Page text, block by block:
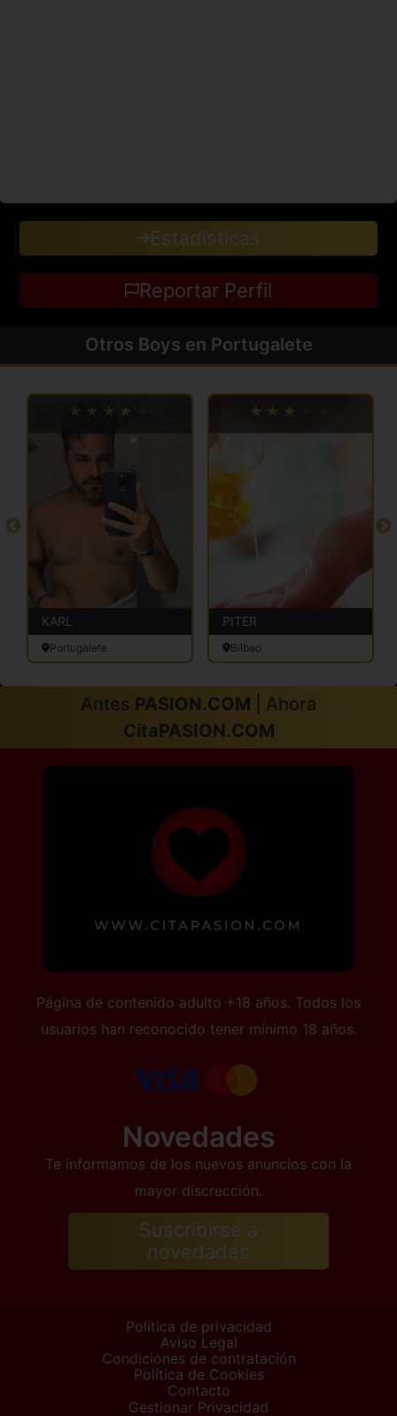
Estadisticas
Reportar Perfil
Otros Boys en Portugalete
KARL
Portugalete
PITER
Bilbao
Antes PASION.COM | Ahora
CitaPASION.COM
Página de contenido adulto +18 años. Todos los
usuarios han reconocido tener mínimo 18 años.
Novedades
Te informamos de los nuevos anuncios con la
mayor discrección.
Suscribirse a
novedades
Política de privacidad
Aviso Legal
Condiciones de contratación
Política de Cookies
Contacto
Gestionar Privacidad